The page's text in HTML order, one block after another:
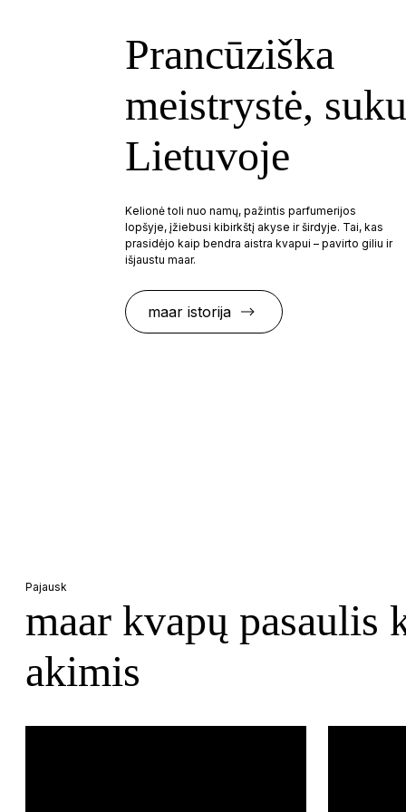
Prancūziška
meistrystė,
Lietuvoje
Kelionė toli nuo namų, pažintis parfumerijos
lopšyje, įžiebusi kibirkštį akyse ir širdyje. Tai, kas
prasidėjo kaip bendra aistra kvapui – pavirto giliu ir
išjaustu maar.
maar istorija
Pajausk
maar kvapų pasaulis
akimis